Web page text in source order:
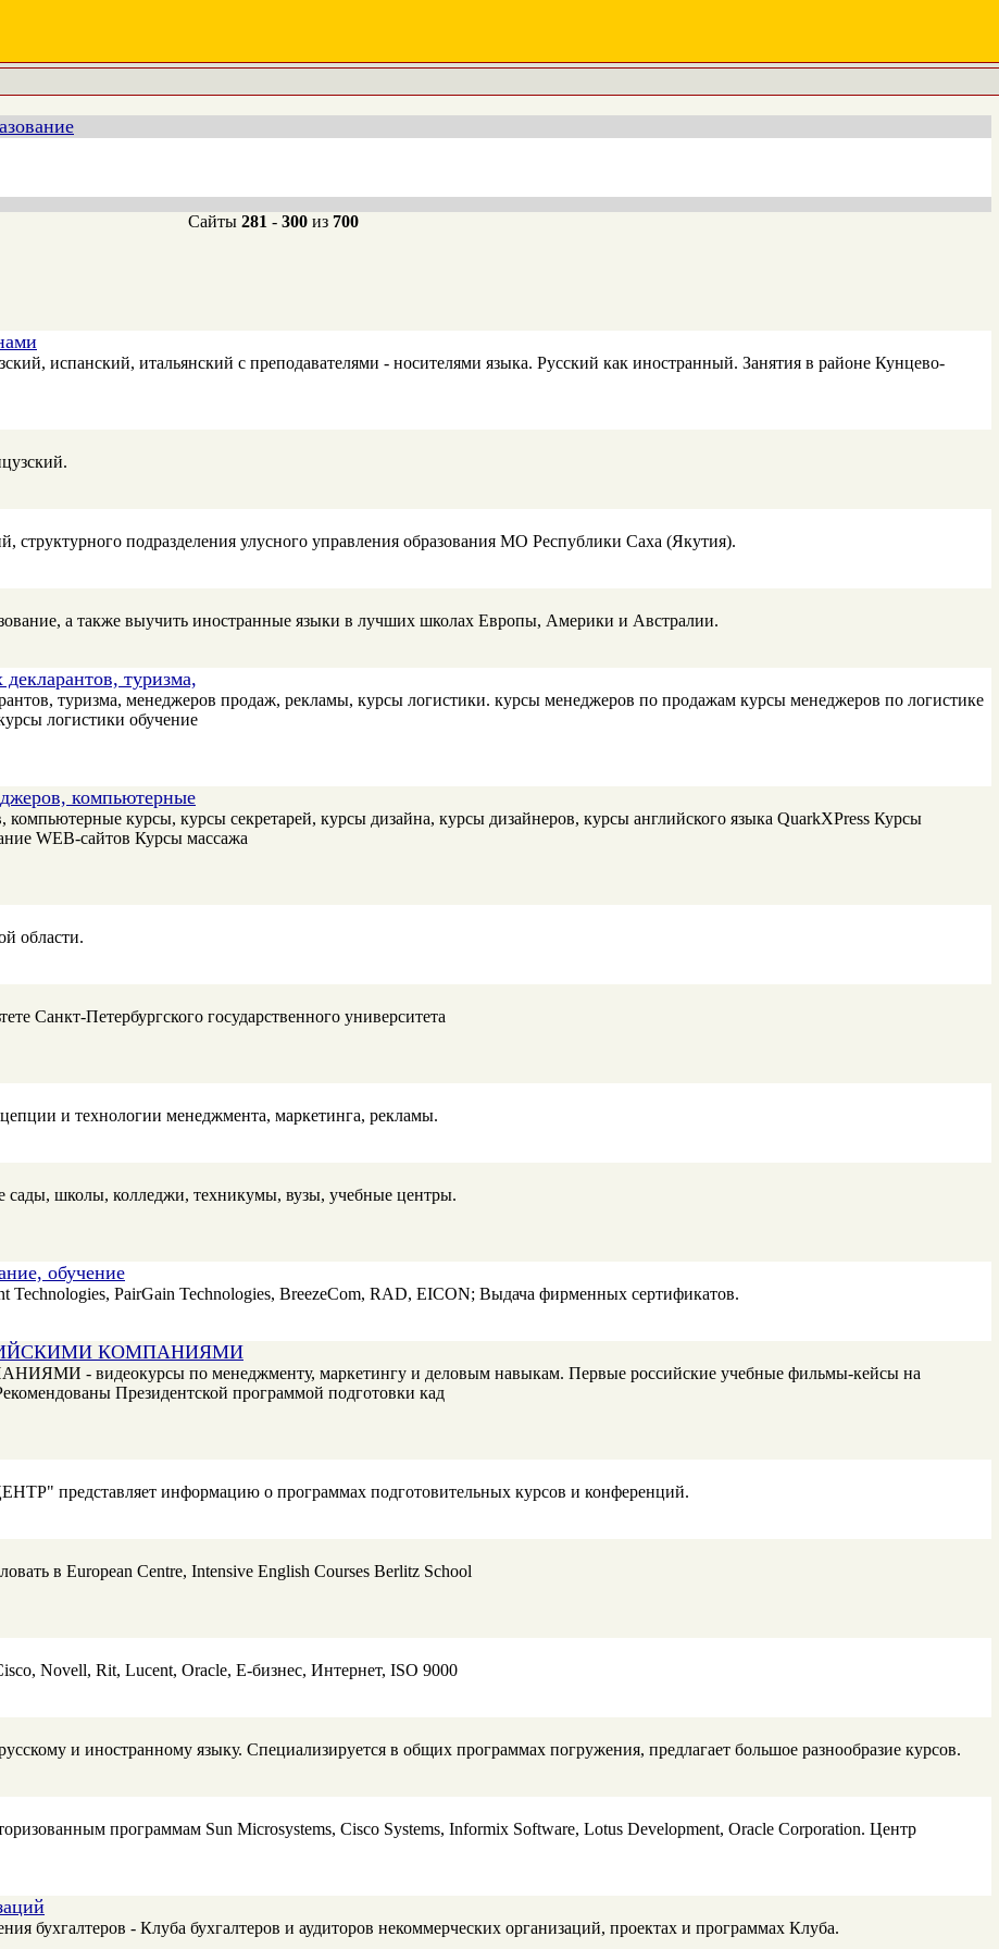
Сайты 281 - 300из 700
испанский, итальянский с преподавателями - носителями языка. Русский как иностранный. Занятия в районе Кунцево-
подразделения улусного управления образования МО Республики Саха (Якутия).
а также выучить иностранные языки в лучших школах Европы, Америки и Австралии.
туризма,
туризма, менеджеров продаж, рекламы, курсы логистики. курсы менеджеров по продажам курсы менеджеров по логистике
логистики обучение
компьютерные
курсы, курсы секретарей, курсы дизайна, курсы дизайнеров, курсы английского языка QuarkXPress Курсы
WEB-сайтов Курсы массажа
области.
Санкт-Петербургского государственного университета
и технологии менеджмента, маркетинга, рекламы.
школы, колледжи, техникумы, вузы, учебные центры.
обучение
Technologies, PairGain Technologies, BreezeCom, RAD, EICON; Выдача фирменных сертификатов.
КОМПАНИЯМИ
по менеджменту, маркетингу и деловым навыкам. Первые российские учебные фильмы-кейсы на
Президентской программой подготовки кад
представляет информацию о программах подготовительных курсов и конференций.
в European Centre, Intensive English Courses Berlitz School
Novell, Rit, Lucent, Oracle, E-бизнес, Интернет, ISO 9000
и иностранному языку. Специализируется в общих программах погружения, предлагает большое разнообразие курсов.
программам Sun Microsystems, Cisco Systems, Informix Software, Lotus Development, Oracle Corporation. Центр
бухгалтеров - Клуба бухгалтеров и аудиторов некоммерческих организаций, проектах и программах Клуба.